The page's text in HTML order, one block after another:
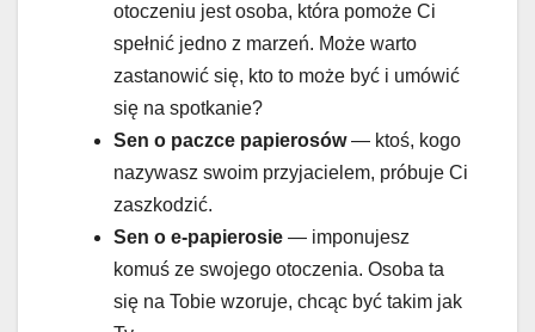
otoczeniu jest osoba, która pomoże Ci
spełnić jedno z marzeń. Może warto
zastanowić się, kto to może być i umówić
się na spotkanie?
Sen o paczce papierosów— ktoś, kogo
nazywasz swoim przyjacielem, próbuje Ci
zaszkodzić.
Sen o e-papierosie — imponujesz
komuś ze swojego otoczenia. Osoba ta
się na Tobie wzoruje, chcąc być takim jak